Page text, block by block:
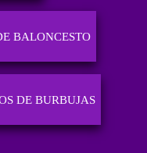
BALONCESTO
DE BURBUJAS